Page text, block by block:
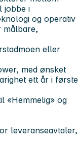
jobbe i
og operativ
målbare,
eller
med ønsket
ett år i første
«Hemmelig» og
leveranseavtaler,